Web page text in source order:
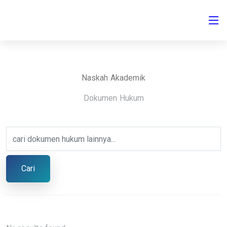
Naskah Akademik
Dokumen Hukum
Cari